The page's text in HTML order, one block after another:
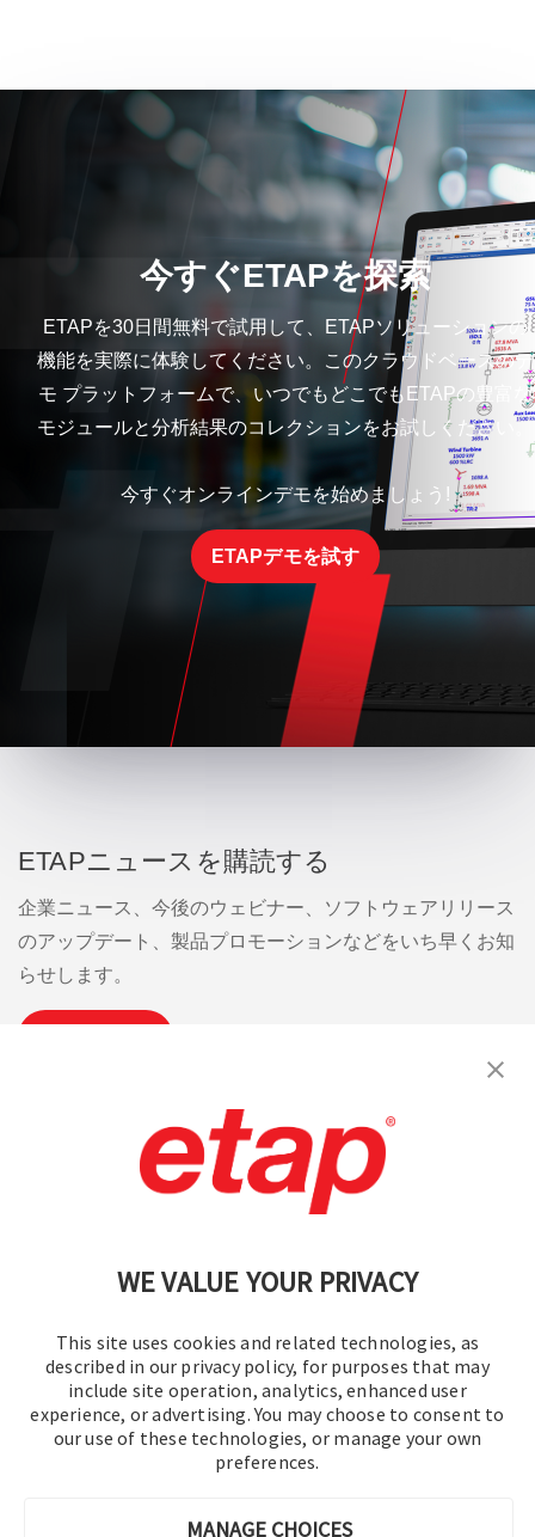
WE VALUE YOUR PRIVACY
This site uses cookies and related technologies, as
described in our privacy policy, for purposes that may
include site operation, analytics, enhanced user
experience, or advertising. You may choose to consent to
our use of these technologies, or manage your own
preferences.
MANAGE CHOICES
今すぐETAPを探索
ETAPを30日間無料で試用して、ETAPソリューションの
機能を実際に体験してください。このクラウドベースのデ
モ プラットフォームで、いつでもどこでもETAPの豊富な
モジュールと分析結果のコレクションをお試しください。
今すぐオンラインデモを始めましょう!
ETAPデモを試す
ETAPニュースを購読する
企業ニュース、今後のウェビナー、ソフトウェアリリース
のアップデート、製品プロモーションなどをいち早くお知
らせします。
お問い合わせください。 | 利用規約
プライバシーポリシー | サイトマップ
© 2016-2026 オペレーションテクノロジー株式会社
All rights reserved.